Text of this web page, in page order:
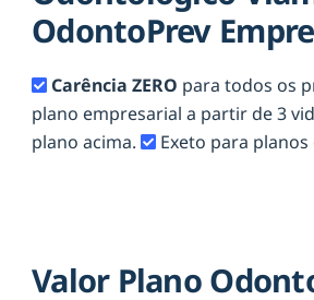
OdontoPrev
Carência ZERO para todos os
plano empresarial a partir de 3
plano acima.
Exeto para
Valor Plano